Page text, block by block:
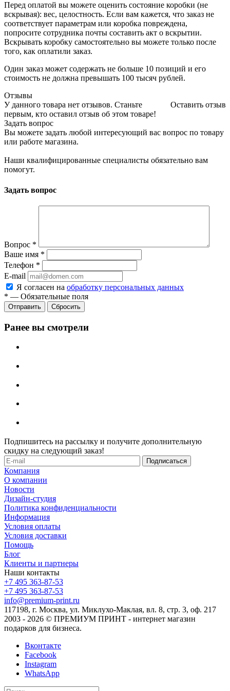
Перед оплатой вы можете оценить состояние коробки (не
вскрывая): вес, целостность. Если вам кажется, что заказ не
соответствует параметрам или коробка повреждена,
попросите сотрудника почты составить акт о вскрытии.
Вскрывать коробку самостоятельно вы можете только после
того, как оплатили заказ.
Один заказ может содержать не больше 10 позиций и его
стоимость не должна превышать 100 тысяч рублей.
Отзывы
Оставить отзыв
У данного товара нет отзывов. Станьте
первым, кто оставил отзыв об этом товаре!
Задать вопрос
Вы можете задать любой интересующий вас вопрос по товару
или работе магазина.
Наши квалифицированные специалисты обязательно вам
помогут.
Задать вопрос
Вопрос *
Ваше имя *
Телефон *
E-mail
Я согласен на обработку персональных данных
* — Обязательные поля
Отправить Сбросить
Ранее вы смотрели
Подпишитесь на рассылку и получите дополнительную
скидку на следующий заказ!
Компания
О компании
Новости
Дизайн-студия
Политика конфиденциальности
Информация
Условия оплаты
Условия доставки
Помощь
Блог
Клиенты и партнеры
Наши контакты
+7 495 363-87-53
+7 495 363-87-53
info@premium-print.ru
117198, г. Москва, ул. Миклухо-Маклая, вл. 8, стр. 3, оф. 217
2003 - 2026 © ПРЕМИУМ ПРИНТ - интернет магазин
подарков для бизнеса.
Вконтакте
Facebook
Instagram
WhatsApp